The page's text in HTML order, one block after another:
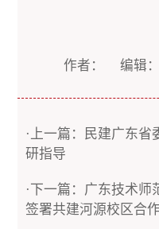
作者： 编辑
·上一篇：民建广东省
研指导
·下一篇：广东技术
签署共建河源校区合